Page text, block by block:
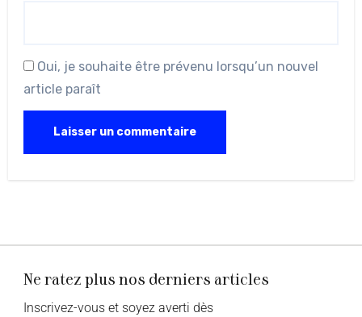
Oui, je souhaite être prévenu lorsqu’un nouvel
article paraît
Ne ratez plus nos derniers articles
Inscrivez-vous et soyez averti dès